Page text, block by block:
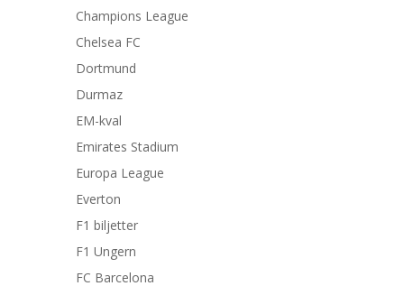
Champions League
Chelsea FC
Dortmund
Durmaz
EM-kval
Emirates Stadium
Europa League
Everton
F1 biljetter
F1 Ungern
FC Barcelona